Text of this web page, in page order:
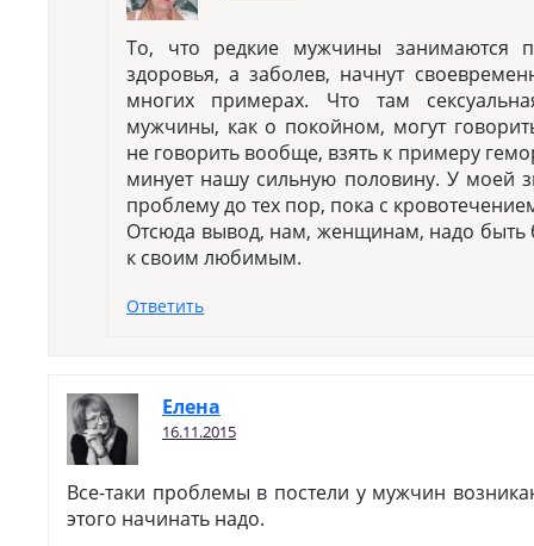
То, что редкие мужчины занимаются
здоровья, а заболев, начнут
многих примерах. Что там
мужчины, как о покойном, могут
не говорить вообще, взять к примеру
минует нашу сильную половину. У моей
проблему до тех пор, пока с
Отсюда вывод, нам, женщинам, надо быть
к своим любимым.
Ответить
Елена
16.11.2015
Все-таки проблемы в постели у мужчин
этого начинать надо.